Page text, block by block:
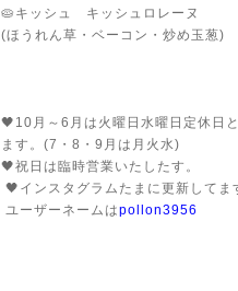
🥧キッシュ キッシュロレーヌ
(ほうれん草・ベーコン・炒め玉葱)
🖤10月～6月は火曜日水曜日定休日
ます。(7・8・9月は月火水)
🖤祝日は臨時営業いたしたす。
🖤インスタグラムたまに更新してま
ユーザーネームはpollon3956